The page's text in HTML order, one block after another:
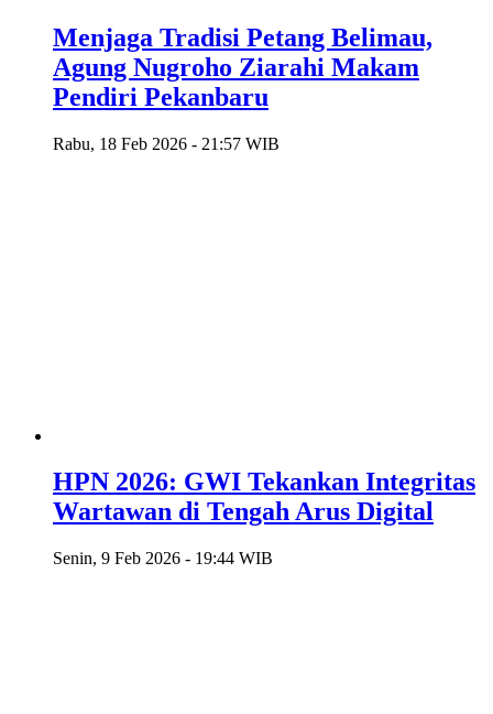
Menjaga Tradisi Petang Belimau,
Agung Nugroho Ziarahi Makam
Pendiri Pekanbaru
Rabu, 18 Feb 2026 - 21:57 WIB
HPN 2026: GWI Tekankan Integritas
Wartawan di Tengah Arus Digital
Senin, 9 Feb 2026 - 19:44 WIB